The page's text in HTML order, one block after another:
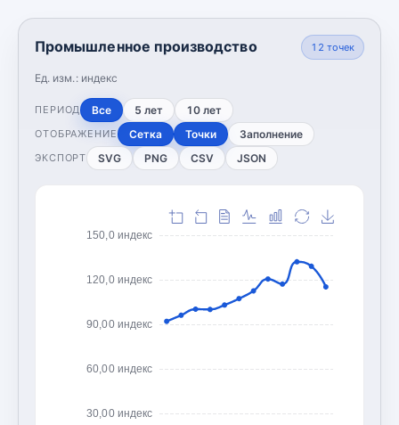
Промышленное производство
Ед. изм.: индекс
12 точек
ПЕРИОД Все 5 лет 10 лет
ОТОБРАЖЕНИЕ Сетка Точки Заполнение
ЭКСПОРТ SVG PNG CSV JSON
30,00 индекс
60,00 индекс
90,00 индекс
120,0 индекс
150,0 индекс